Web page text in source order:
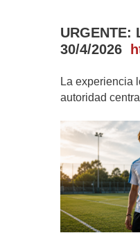
URGENTE:
30/4/2026
La experiencia
autoridad